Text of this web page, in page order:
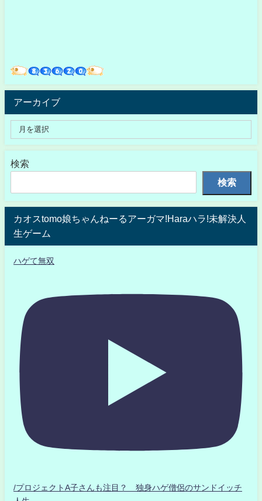
アーカイブ
検索
検索
カオスtomo娘ちゃんねーるアーガマ!Haraハラ!未解決人
生ゲーム
ハゲて無双
/プロジェクトA子さんも注目？ 独身ハゲ僧侶のサンドイッチ